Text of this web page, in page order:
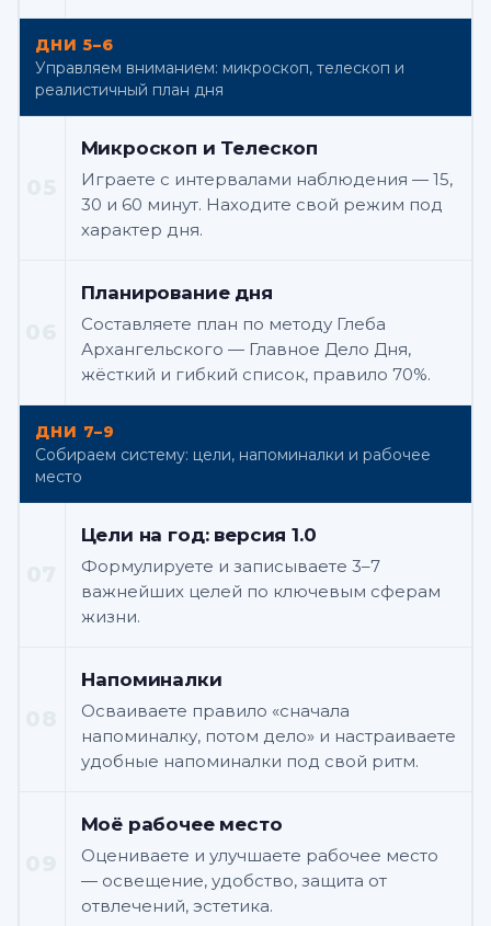
ДНИ 5–6
Управляем вниманием: микроскоп, телескоп и
реалистичный план дня
Микроскоп и Телескоп
Играете с интервалами наблюдения — 15,
30 и 60 минут. Находите свой режим под
характер дня.
Планирование дня
Составляете план по методу Глеба
Архангельского — Главное Дело Дня,
жёсткий и гибкий список, правило 70%.
ДНИ 7–9
Собираем систему: цели, напоминалки и рабочее
место
Цели на год: версия 1.0
Формулируете и записываете 3–7
важнейших целей по ключевым сферам
жизни.
Напоминалки
Осваиваете правило «сначала
напоминалку, потом дело» и настраиваете
удобные напоминалки под свой ритм.
Моё рабочее место
Оцениваете и улучшаете рабочее место
— освещение, удобство, защита от
отвлечений, эстетика.